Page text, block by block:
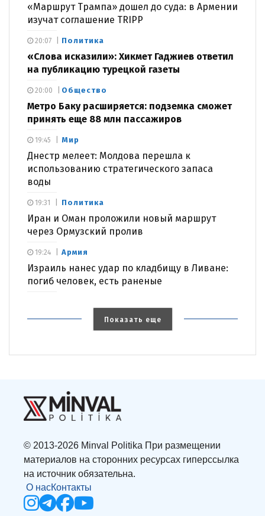
«Маршрут Трампа» дошел до суда: в Армении
изучат соглашение TRIPP
Политика
«Слова исказили»: Хикмет Гаджиев ответил
на публикацию турецкой газеты
20:07
Общество
Метро Баку расширяется: подземка сможет
принять еще 88 млн пассажиров
20:00
Мир
Днестр мелеет: Молдова перешла к
использованию стратегического запаса
воды
19:45
Политика
Иран и Оман проложили новый маршрут
через Ормузский пролив
19:31
Армия
Израиль нанес удар по кладбищу в Ливане:
погиб человек, есть раненые
19:24
Показать еще
© 2013-2026 Minval Politika При размещении
материалов на сторонних ресурсах гиперссылка
на источник обязательна.
О насКонтакты